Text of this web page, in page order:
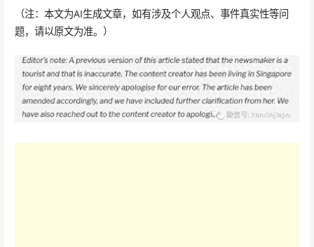
（注：本文为AI生成文章，如有涉及个人观点、事件真实性等问
题，请以原文为准。）